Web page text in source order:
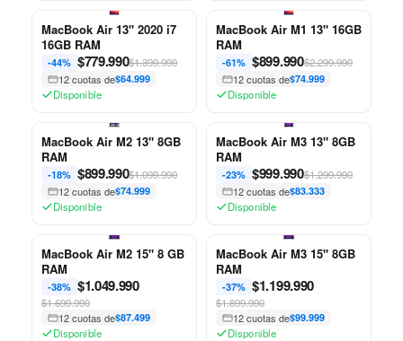
MacBook Air 13" 2020 i7
16GB RAM
-44% $779.990$1.399.990
12 cuotas de$64.999
Disponible
MacBook Air M1 13" 16GB
RAM
-61% $899.990$2.299.990
12 cuotas de$74.999
Disponible
MacBook Air M2 13" 8GB
RAM
-18% $899.990$1.099.990
12 cuotas de$74.999
Disponible
MacBook Air M3 13" 8GB
RAM
-23% $999.990$1.299.990
12 cuotas de$83.333
Disponible
MacBook Air M2 15" 8 GB
RAM
-38% $1.049.990
$1.699.990
12 cuotas de$87.499
Disponible
MacBook Air M3 15" 8GB
RAM
-37% $1.199.990
$1.899.990
12 cuotas de$99.999
Disponible